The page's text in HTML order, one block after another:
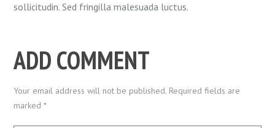
sollicitudin. Sed fringilla malesuada luctus.
ADD COMMENT
Your email address will not be published. Required fields are
marked *